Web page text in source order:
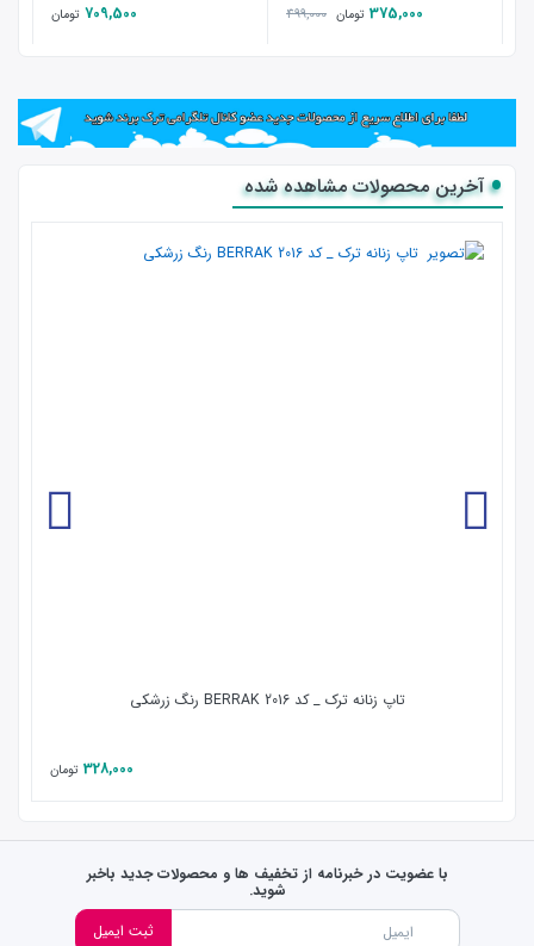
375,000 تومان 499,000
709,500 تومان
آخرین محصولات مشاهده شده
تاپ زنانه ترک _ کد 2016 BERRAK رنگ زرشکی
328,000 تومان
با عضویت در خبرنامه از تخفیف ها و محصولات جدید باخبر
شوید.
ثبت ایمیل